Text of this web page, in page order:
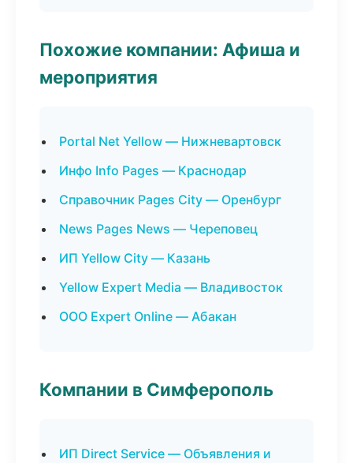
Похожие компании: Афиша и
мероприятия
Portal Net Yellow — Нижневартовск
Инфо Info Pages — Краснодар
Справочник Pages City — Оренбург
News Pages News — Череповец
ИП Yellow City — Казань
Yellow Expert Media — Владивосток
ООО Expert Online — Абакан
Компании в Симферополь
ИП Direct Service — Объявления и